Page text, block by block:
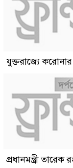
যুক্তরাজ্যে
প্রধানমন্ত্রী